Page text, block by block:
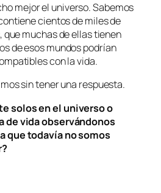
mejor el universo. Sabemos
cientos de miles de
muchas de ellas tienen
de esos mundos podrían
con la vida.
sin tener una respuesta.
solos en el universo o
de vida observándonos
que todavía no somos